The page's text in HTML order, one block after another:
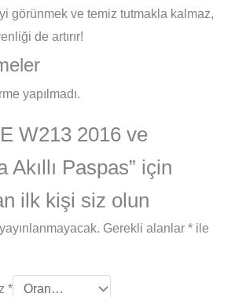
görünmek ve temiz tutmakla kalmaz,
de artırır!
yapılmadı.
W213 2016 ve
Akıllı Paspas” için
ilk kişi siz olun
Gerekli alanlar * ile
*